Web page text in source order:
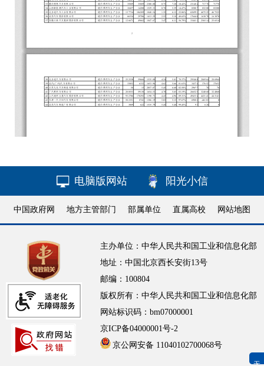
无障碍浏览
电脑版网站 阳光小信
中国政府网 地方主管部门 部属单位 直属高校 网站地图
主办单位：中华人民共和国工业和信息化部
地址：中国北京西长安街13号
邮编：100804
版权所有：中华人民共和国工业和信息化部
网站标识码：bm07000001
京ICP备04000001号-2
京公网安备 11040102700068号